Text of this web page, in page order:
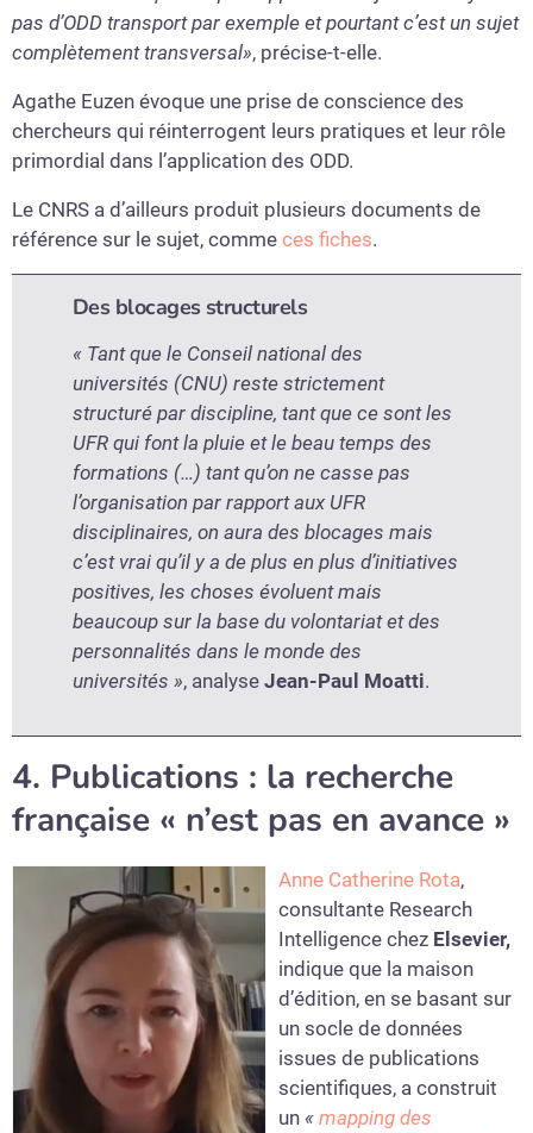
pas d’ODD transport par exemple et pourtant c’est un sujet
complètement transversal», précise-t-elle.
Agathe Euzen évoque une prise de conscience des
chercheurs qui réinterrogent leurs pratiques et leur rôle
primordial dans l’application des ODD.
Le CNRS a d’ailleurs produit plusieurs documents de
référence sur le sujet, comme ces fiches.
Des blocages structurels
« Tant que le Conseil national des
universités (CNU) reste strictement
structuré par discipline, tant que ce sont les
UFR qui font la pluie et le beau temps des
formations (…) tant qu’on ne casse pas
l’organisation par rapport aux UFR
disciplinaires, on aura des blocages mais
c’est vrai qu’il y a de plus en plus d’initiatives
positives, les choses évoluent mais
beaucoup sur la base du volontariat et des
personnalités dans le monde des
universités », analyse Jean-Paul Moatti.
4. Publications : la recherche
française « n’est pas en avance »
Anne Catherine Rota,
consultante Research
Intelligence chez Elsevier,
indique que la maison
d’édition, en se basant sur
un socle de données
issues de publications
scientifiques, a construit
un « mapping des